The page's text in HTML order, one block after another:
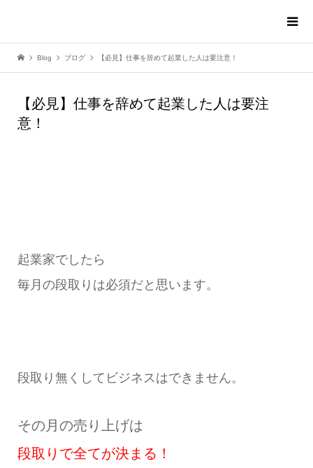
Blog ブログ 【必見】仕事を辞めて起業した人は要注意！
【必見】仕事を辞めて起業した人は要注
意！
起業家でしたら
毎月の段取りは必須だと思います。
段取り無くしてビジネスはできません。
その月の売り上げは
段取りで全てが決まる！